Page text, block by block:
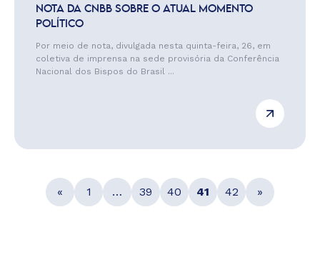
NOTA DA CNBB SOBRE O ATUAL MOMENTO
POLÍTICO
Por meio de nota, divulgada nesta quinta-feira, 26, em
coletiva de imprensa na sede provisória da Conferência
Nacional dos Bispos do Brasil ...
« 1 … 39 40 41 42 »